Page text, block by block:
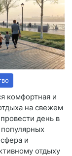
комфортная и
на свежем
день в
и
отдыху